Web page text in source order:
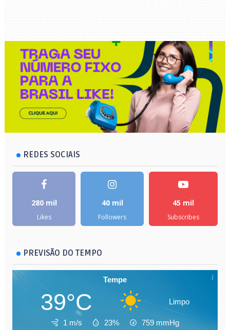
REDES SOCIAIS
280 mil
Likes
40 mil
Followers
45 mil
Subscribes
PREVISÃO DO TEMPO
Tempe
39°C Limpo
1 m/s 23% 759 mmHg